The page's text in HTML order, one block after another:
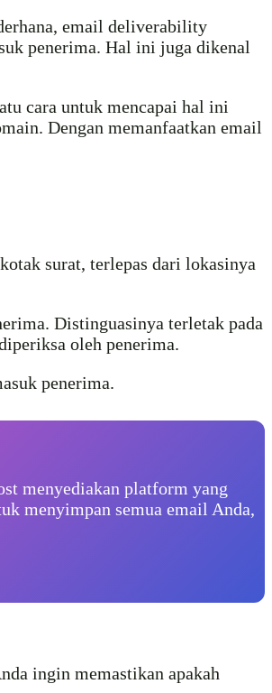
email deliverability
penerima. Hal ini juga dikenal
cara untuk mencapai hal ini
Dengan memanfaatkan email
surat, terlepas dari lokasinya
Distinguasinya terletak pada
oleh penerima.
penerima.
menyediakan platform yang
menyimpan semua email Anda,
ingin memastikan apakah